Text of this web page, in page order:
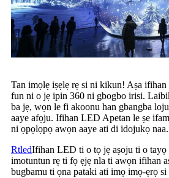
Tan imọlẹ iṣẹlẹ rẹ si ni kikun! Aṣa
fun ni o jẹ ipin 360 ni gbogbo irisi.
ba jẹ, wọn le fi akoonu han gbangba
aaye afọju. Ifihan LED Apetan le ṣe
ni ọpọlọpọ awọn aaye ati di idojukọ naa.
RtledIfihan LED ti o tọ jẹ aṣoju ti o
imotuntun rẹ ti fọ ẹjẹ nla ti awọn ifihan
bugbamu ti ọna pataki ati imọ imọ-ẹrọ si